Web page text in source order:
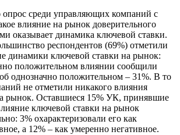
опрос среди управляющих компаний с
влияние на рынок доверительного
оказывает динамика ключевой ставки.
респондентов (69%) отметили
динамики ключевой ставки на рынок:
положительном влиянии сообщили
однозначно положительном – 31%. В то
не отметили никакого влияния
рынок. Оставшиеся 15% УК, принявшие
ключевой ставки на рынок
3% охарактеризовали его как
а 12% – как умеренно негативное.